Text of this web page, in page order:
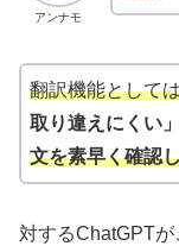
アンナモ
翻訳機能として
取り違えにくい」
文を素早く確認
対するChatGPTが